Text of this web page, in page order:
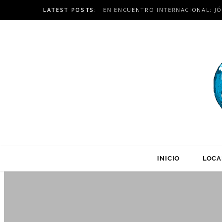
LATEST POSTS:
INICIO